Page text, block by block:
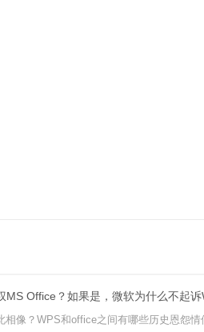
MS Office？如果是，微软为什么不起诉
相像？WPS和office之间有哪些历史恩怨情